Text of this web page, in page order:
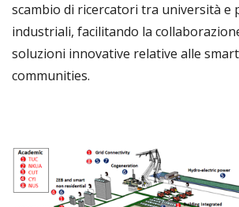
scambio di ricercatori tra università e
industriali, facilitando la
soluzioni innovative relative alle
communities.